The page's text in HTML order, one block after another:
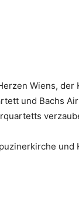
Wiens,
und Bachs